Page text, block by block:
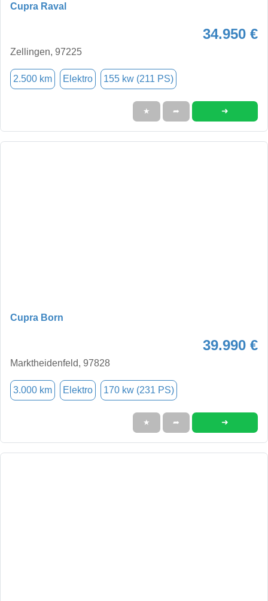
Cupra Raval
34.950 €
Zellingen, 97225
2.500 km Elektro 155 kw (211 PS)
★ ➦ ➜
Cupra Born
39.990 €
Marktheidenfeld, 97828
3.000 km Elektro 170 kw (231 PS)
★ ➦ ➜